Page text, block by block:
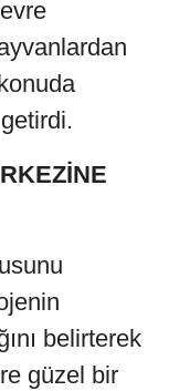
belirterek
güzel bir